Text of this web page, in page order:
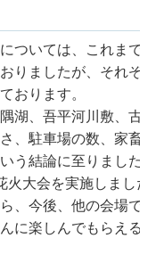
ついては、これまで
りましたが、それぞ
おります。
湖、吾平河川敷、古
、駐車場の数、家畜
う結論に至りました。
火大会を実施しまし
、今後、他の会場で
に楽しんでもらえる